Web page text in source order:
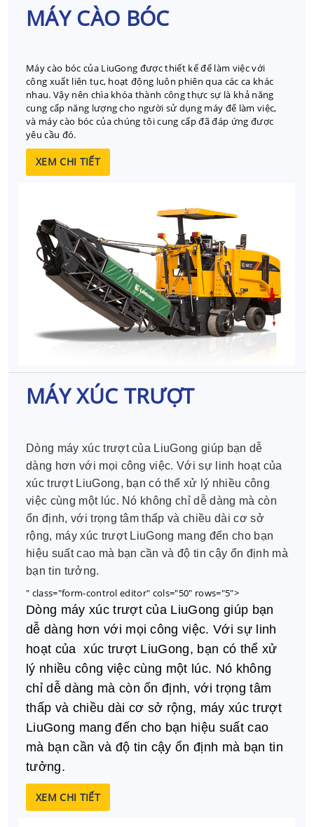
MÁY CÀO BÓC
Máy cào bóc của LiuGong được thiết kế để làm việc với
công xuất liên tục, hoạt động luôn phiên qua các ca khác
nhau. Vậy nên chìa khóa thành công thực sự là khả năng
cung cấp năng lượng cho người sử dụng máy để làm việc,
và máy cào bóc của chúng tôi cung cấp đã đáp ứng được
yêu cầu đó.
XEM CHI TIẾT
MÁY XÚC TRƯỢT
Dòng máy xúc trượt của LiuGong giúp bạn dễ
dàng hơn với mọi công việc. Với sự linh hoạt của
xúc trượt LiuGong, bạn có thể xử lý nhiều công
việc cùng một lúc. Nó không chỉ dễ dàng mà còn
ổn định, với trọng tâm thấp và chiều dài cơ sở
rộng, máy xúc trượt LiuGong mang đến cho bạn
hiệu suất cao mà bạn cần và độ tin cậy ổn định mà
bạn tin tưởng.
" class="form-control editor" cols="50" rows="5">
Dòng máy xúc trượt của LiuGong giúp bạn
dễ dàng hơn với mọi công việc. Với sự linh
hoạt của xúc trượt LiuGong, bạn có thể xử
lý nhiều công việc cùng một lúc. Nó không
chỉ dễ dàng mà còn ổn định, với trọng tâm
thấp và chiều dài cơ sở rộng, máy xúc trượt
LiuGong mang đến cho bạn hiệu suất cao
mà bạn cần và độ tin cậy ổn định mà bạn tin
tưởng.
XEM CHI TIẾT